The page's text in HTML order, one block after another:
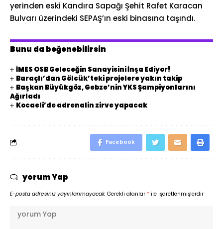
yerinden eski Kandıra Sapağı Şehit Rafet Karacan
Bulvarı üzerindeki SEPAŞ’ın eski binasına taşındı.
Bunu da beğenebilirsin
İMES OSB Geleceğin Sanayisini İnşa Ediyor!
Baraçlı’dan Gölcük’teki projelere yakın takip
Başkan Büyükgöz, Gebze’nin YKS Şampiyonlarını
Ağırladı
Kocaeli’de adrenalin zirve yapacak
Facebook
yorum Yap
E-posta adresiniz yayınlanmayacak. Gerekli alanlar * ile işaretlenmişlerdir